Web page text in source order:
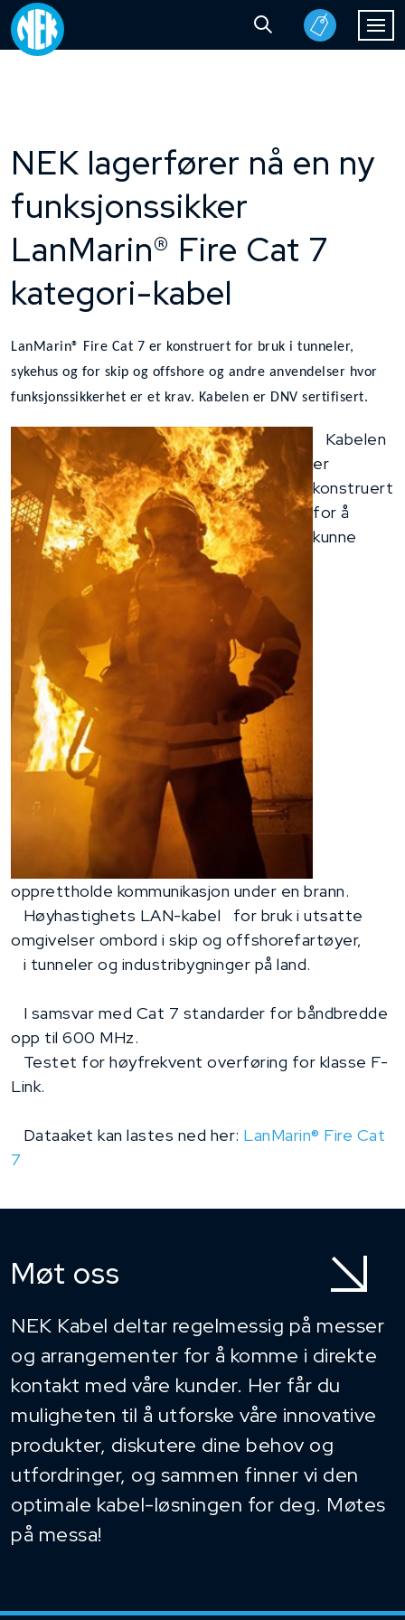
NEK lagerfører nå en ny
funksjonssikker
LanMarin® Fire Cat 7
kategori-kabel
LanMarin® Fire Cat 7 er konstruert for bruk i tunneler,
sykehus og for skip og offshore og andre anvendelser hvor
funksjonssikkerhet er et krav. Kabelen er DNV sertifisert.
Kabelen
er
konstruert
for å
kunne
opprettholde kommunikasjon under en brann.
Høyhastighets LAN-kabel for bruk i utsatte
omgivelser ombord i skip og offshorefartøyer,
i tunneler og industribygninger på land.
I samsvar med Cat 7 standarder for båndbredde
opp til 600 MHz.
Testet for høyfrekvent overføring for klasse F-
Link.
Dataaket kan lastes ned her: LanMarin® Fire Cat
7
Møt oss
NEK Kabel deltar regelmessig på messer
og arrangementer for å komme i direkte
kontakt med våre kunder. Her får du
muligheten til å utforske våre innovative
produkter, diskutere dine behov og
utfordringer, og sammen finner vi den
optimale kabel-løsningen for deg. Møtes
på messa!